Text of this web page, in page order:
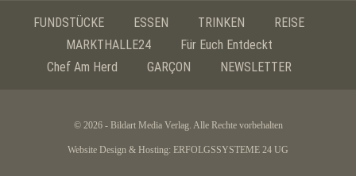
FUNDSTÜCKE ESSEN TRINKEN
REISE
MARKTHALLE24
Für Euch Entdeckt
Chef Am Herd
GARÇON NEWSLETTER
© 2026 - Bildart Media Verlag. Alle Rechte vorbehalten
Website Design & Hosting: ERFOLGSSYSTEME 24 UG